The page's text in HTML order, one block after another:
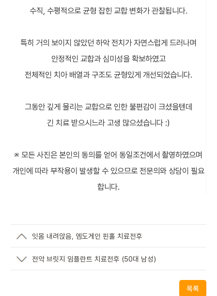
수직, 수평적으로 균형 잡힌 교합 변화가 관찰됩니다.
특히 거의 보이지 않았던 하악 전치가 자연스럽게 드러나며
안정적인 교합과 심미성을 확보하였고
전체적인 치아 배열과 구조도 균형있게 개선되었습니다.
그동안 깊게 물리는 교합으로 인한 불편감이 크셨을텐데
긴 치료 받으시느라 고생 많으셨습니다 :)
※ 모든 사진은 본인의 동의를 얻어 동일조건에서 촬영하였으며
개인에 따라 부작용이 발생할 수 있으므로 전문의와 상담이 필요
합니다.
잇몸 내려앉음, 엠도게인 핀홀 치료전후
전악 브릿지 임플란트 치료전후 (50대 남성)
목록